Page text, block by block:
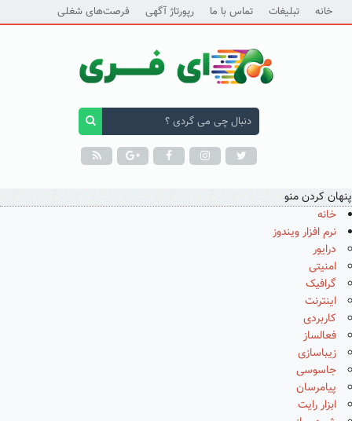
خانه تبلیغات تماس با ما رپورتاژ آگهی فرصت‌های شغلی
پنهان کردن منو
خانه
نرم افزار ویندوز
درایور
امنیتی
گرافیک
اینترنت
کاربردی
فعالساز
زیباسازی
جاسوسی
پیامرسان
ابزار رایت